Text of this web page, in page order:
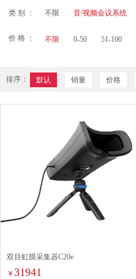
类 别 ： 不限 音/视频会议系统
价 格 ： 不限 0-50 51-100
排序： 默认 销量 价格
双目虹膜采集器C20e
￥ 31941